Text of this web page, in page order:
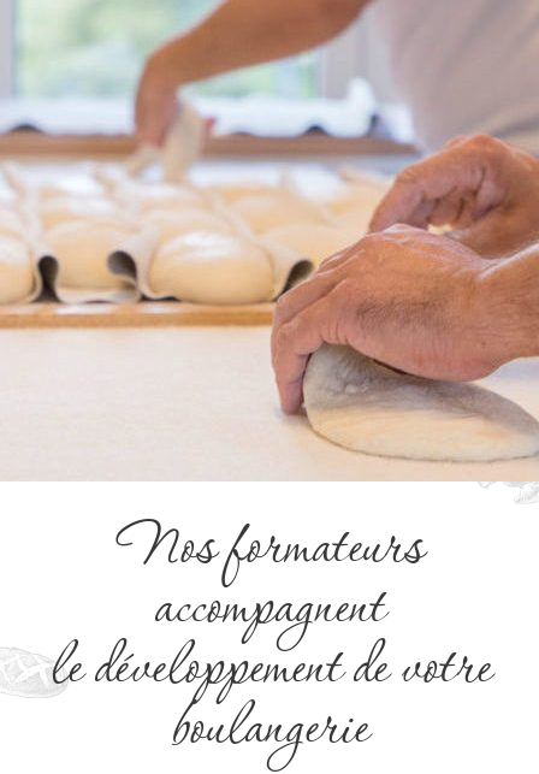
Nos formateurs
accompagnent
le développement de votre
boulangerie